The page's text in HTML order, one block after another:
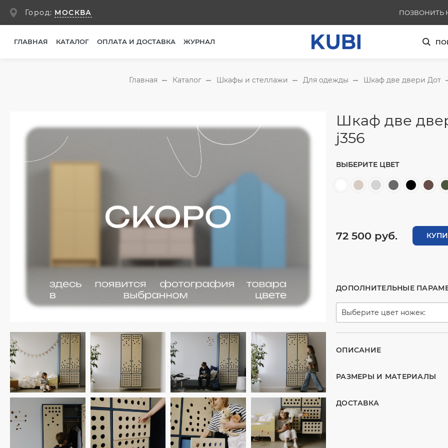
Город: МОСКВА
ПОЗВОНИТЬ
ГЛАВНАЯ КАТАЛОГ ОПЛАТА И ДОСТАВКА ЖУРНАЛ
Главная Каталог Шкафы и стеллажи Для одежды Шкаф две двери Дот
Шкаф две
j356
ВЫБЕРИТЕ ЦВЕТ
72 500 руб.
ДОПОЛНИТЕЛЬНЫЕ
Выберите цвет ножек:
ОПИСАНИЕ
РАЗМЕРЫ И МАТЕРИАЛЫ
ДОСТАВКА